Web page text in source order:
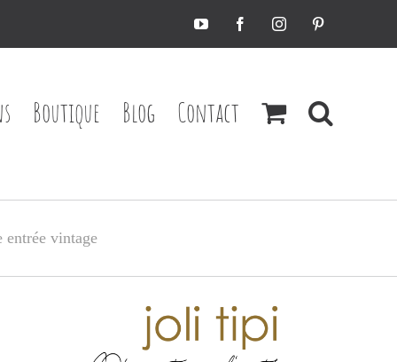
YouTubeFacebookInstagramPinterest
Boutique Blog Contact
entrée vintage